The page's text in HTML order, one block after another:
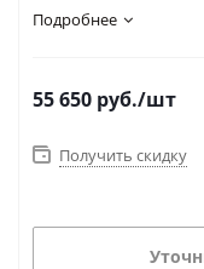
Подробнее
55 650 руб./шт
Получить скидку